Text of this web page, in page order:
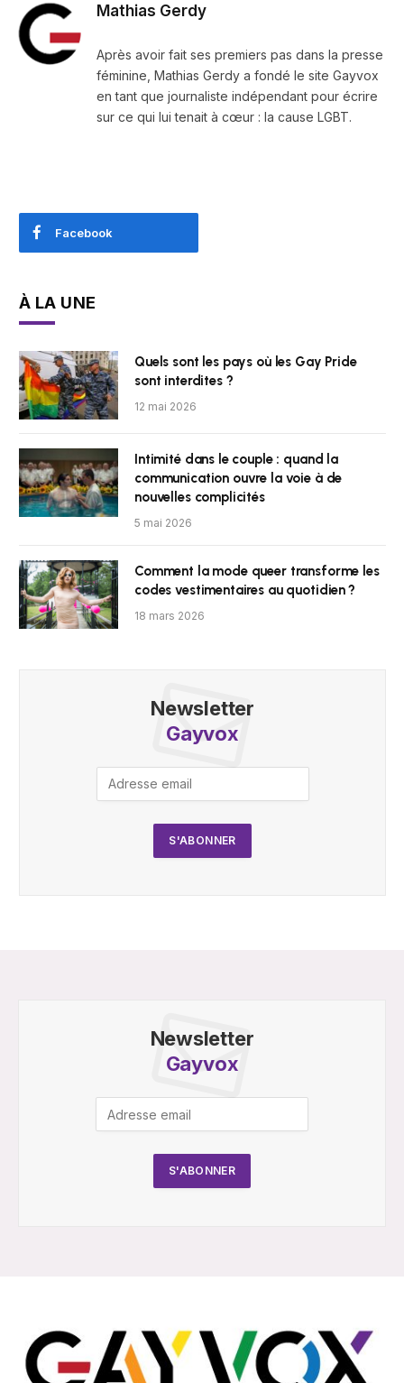
Mathias Gerdy
Après avoir fait ses premiers pas dans la presse
féminine, Mathias Gerdy a fondé le site Gayvox
en tant que journaliste indépendant pour écrire
sur ce qui lui tenait à cœur : la cause LGBT.
Facebook
À LA UNE
Quels sont les pays où les Gay Pride
sont interdites ?
12 mai 2026
Intimité dans le couple : quand la
communication ouvre la voie à de
nouvelles complicités
5 mai 2026
Comment la mode queer transforme les
codes vestimentaires au quotidien ?
18 mars 2026
Newsletter
Gayvox
Newsletter
Gayvox